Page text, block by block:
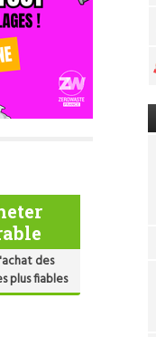
des
plus fiables